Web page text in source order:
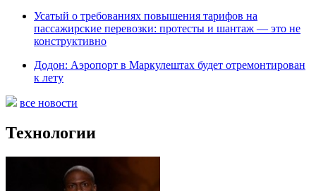
Усатый о требованиях повышения тарифов на
пассажирские перевозки: протесты и шантаж — это не
конструктивно
Додон: Аэропорт в Маркулештах будет отремонтирован
к лету
все новости
Технологии